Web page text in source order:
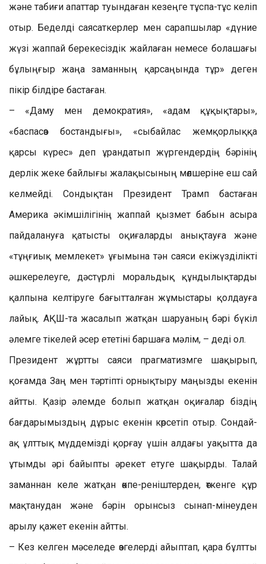
және табиғи апаттар туындаған кезеңге тұспа-тұс келіп
отыр. Беделді саясаткерлер мен сарапшылар «дүние
жүзі жаппай берекесіздік жайлаған немесе болашағы
бұлыңғыр жаңа заманның қарсаңында тұр» деген
пікір білдіре бастаған.
– «Даму мен демократия», «адам құқықтары»,
«баспасөз бостандығы», «сыбайлас жемқорлыққа
қарсы күрес» деп ұрандатып жүргендердің бәрінің
дерлік жеке байлығы жалақысының мөлшеріне еш сай
келмейді. Сондықтан Президент Трамп бастаған
Америка әкімшілігінің жаппай қызмет бабын асыра
пайдалануға қатысты оқиғаларды анықтауға және
«тұңғиық мемлекет» ұғымына тән саяси екіжүзділікті
әшкерелеуге, дәстүрлі моральдық құндылықтарды
қалпына келтіруге бағытталған жұмыстары қолдауға
лайық. АҚШ-та жасалып жатқан шаруаның бәрі бүкіл
әлемге тікелей әсер ететіні баршаға мәлім, – деді ол.
Президент жұртты саяси прагматизмге шақырып,
қоғамда Заң мен тәртіпті орнықтыру маңызды екенін
айтты. Қазір әлемде болып жатқан оқиғалар біздің
бағдарымыздың дұрыс екенін көрсетіп отыр. Сондай-
ақ ұлттық мүддемізді қорғау үшін алдағы уақытта да
ұтымды әрі байыпты әрекет етуге шақырды. Талай
заманнан келе жатқан өкпе-реніштерден, өткенге құр
мақтанудан және бәрін орынсыз сынап-мінеуден
арылу қажет екенін айтты.
– Кез келген мәселеде өзгелерді айыптап, қара бұлтты